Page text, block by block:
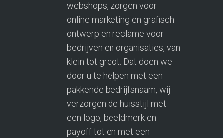
webshops, zorgen voor
online marketing en grafisch
ontwerp en reclame voor
bedrijven en organisaties, van
klein tot groot. Dat doen we
door u te helpen met een
pakkende bedrijfsnaam, wij
verzorgen de huisstijl met
een logo, beeldmerk en
payoff tot en met een